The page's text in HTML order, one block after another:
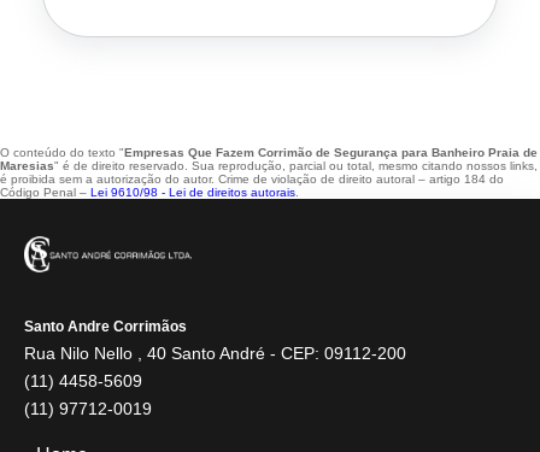
O conteúdo do texto "Empresas Que Fazem Corrimão de Segurança para Banheiro Praia de
Maresias" é de direito reservado. Sua reprodução, parcial ou total, mesmo citando nossos links,
é proibida sem a autorização do autor. Crime de violação de direito autoral – artigo 184 do
Código Penal – Lei 9610/98 - Lei de direitos autorais
Santo Andre Corrimãos
Rua Nilo Nello , 40 Santo André - CEP: 09112-200
(11) 4458-5609
(11) 97712-0019